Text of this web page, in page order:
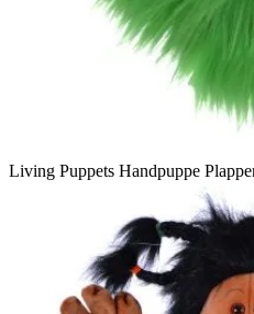
Living Puppets Handpuppe